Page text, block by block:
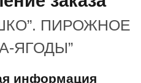
ПИРОЖНОЕ
ЯГОДЫ”
информация